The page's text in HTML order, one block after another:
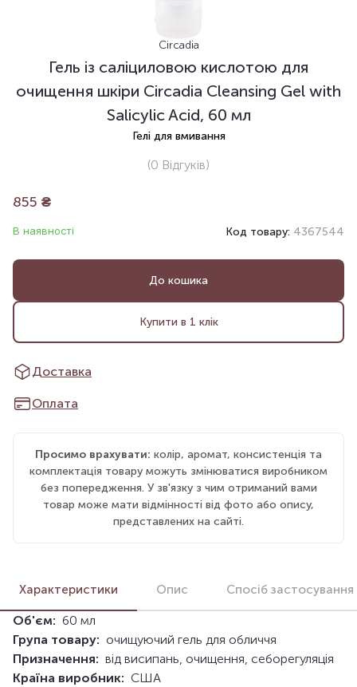
Circadia
Гель із саліциловою кислотою для
очищення шкіри Circadia Cleansing Gel with
Salicylic Acid, 60 мл
Гелі для вмивання
(0 Відгуків)
855 ₴
В наявності Код товару: 4367544
До кошика
Купити в 1 клік
Доставка
Оплата
Просимо врахувати: колір, аромат, консистенція та
комплектація товару можуть змінюватися виробником
без попередження. У зв'язку з чим отриманий вами
товар може мати відмінності від фото або опису,
представлених на сайті.
Характеристики Опис Спосіб застосування
Об'єм: 60 мл
Група товару: очищуючий гель для обличчя
Призначення: від висипань, очищення, себорегуляція
Країна виробник: США